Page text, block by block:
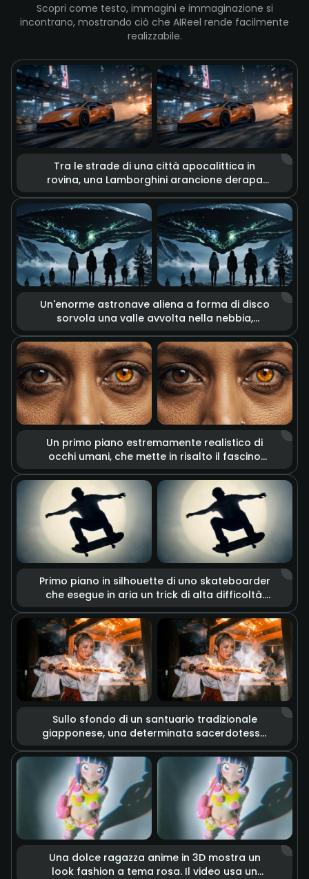
Scopri come testo, immagini e immaginazione si
incontrano, mostrando ciò che AIReel rende facilmente
realizzabile.
Tra le strade di una città apocalittica in
rovina, una Lamborghini arancione derapa
enormi esplosioni, detriti che volano e dense
colonne di fumo. Toni freddi e caldi ad alto
contrasto accentuano la desolazione
dell'apocalisse e la passione per la velocità,
creando un'estetica unica della distruzione.
Un'enorme astronave aliena a forma di disco
sorvola una valle avvolta nella nebbia,
energia verde. Un gruppo di persone a terra
osserva la scena. La composizione generale
è opprimente e misteriosa, con luci cariche di
tensione che creano l'atmosfera di un thriller
fantascientifico.
Un primo piano estremamente realistico di
occhi umani, che mette in risalto il fascino
uno dorato). L'obiettivo cattura dettagli
minuziosi come la texture della pelle, i pori e il
tremolio delle ciglia. Insieme a cambiamenti
di luce drammatici, emozioni profonde e
complesse emergono solo attraverso lo
sguardo.
Primo piano in silhouette di uno skateboarder
che esegue in aria un trick di alta difficoltà.
in stile schizzo grezzo, su uno sfondo
dominato da un potente riflettore circolare. Il
rallenty dona a ogni dettaglio del movimento
un'atmosfera street culture cool e una
texture retrò.
Sullo sfondo di un santuario tradizionale
giapponese, una determinata sacerdotessa
fiamme realistiche e intense, accompagnate
da scintille e fumo nell'aria. La luce
cinematografica mette in risalto la tensione
di un combattimento imminente, come in una
scena da blockbuster d'azione.
Una dolce ragazza anime in 3D mostra un
look fashion a tema rosa. Il video usa un